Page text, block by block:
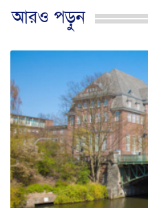
আরও পড়ুন